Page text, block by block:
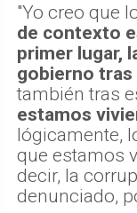
"Yo creo que
de contexto
primer lugar,
gobierno tras
también tras
estamos
lógicamente,
que estamos
decir, la
denunciado,